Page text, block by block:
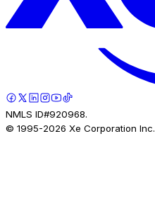
NMLS ID#920968.
© 1995-2026 Xe Corporation Inc.